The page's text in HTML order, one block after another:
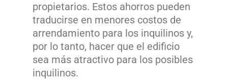
propietarios. Estos ahorros pueden
traducirse en menores costos de
arrendamiento para los inquilinos y,
por lo tanto, hacer que el edificio
sea más atractivo para los posibles
inquilinos.